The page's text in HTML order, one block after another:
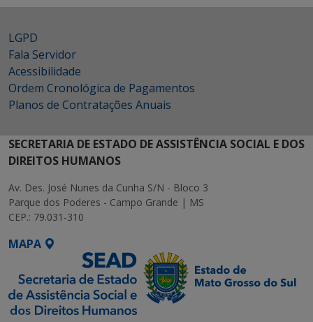
LGPD
Fala Servidor
Acessibilidade
Ordem Cronológica de Pagamentos
Planos de Contratações Anuais
SECRETARIA DE ESTADO DE ASSISTÊNCIA SOCIAL E DOS
DIREITOS HUMANOS
Av. Des. José Nunes da Cunha S/N - Bloco 3
Parque dos Poderes - Campo Grande | MS
CEP.: 79.031-310
MAPA